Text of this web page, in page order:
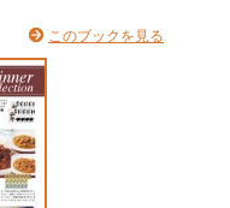
このブックを見る